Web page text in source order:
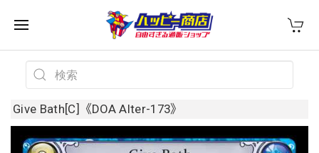
Give Bath[C]《DOA Alter-173》